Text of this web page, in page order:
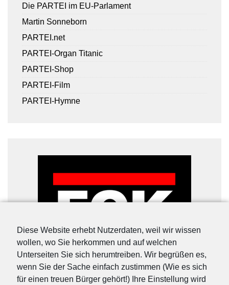
Diese Website erhebt Nutzerdaten, weil wir wissen
wollen, wo Sie herkommen und auf welchen
Unterseiten Sie sich herumtreiben. Wir begrüßen es,
wenn Sie der Sache einfach zustimmen (Wie es sich
für einen treuen Bürger gehört!) Ihre Einstellung wird
Die PARTEI im EU-Parlament
Martin Sonneborn
PARTEI.net
PARTEI-Organ Titanic
PARTEI-Shop
PARTEI-Film
PARTEI-Hymne